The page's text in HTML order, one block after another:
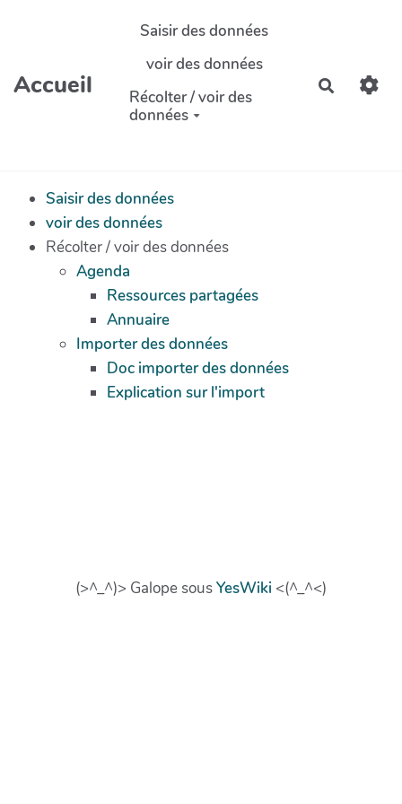
Aller au contenu principal
Accueil
Saisir des données
voir des données
Récolter / voir des
données
Saisir des données
voir des données
Récolter / voir des données
Agenda
Ressources partagées
Annuaire
Importer des données
Doc importer des données
Explication sur l'import
(>^_^)> Galope sousYesWiki <(^_^<)